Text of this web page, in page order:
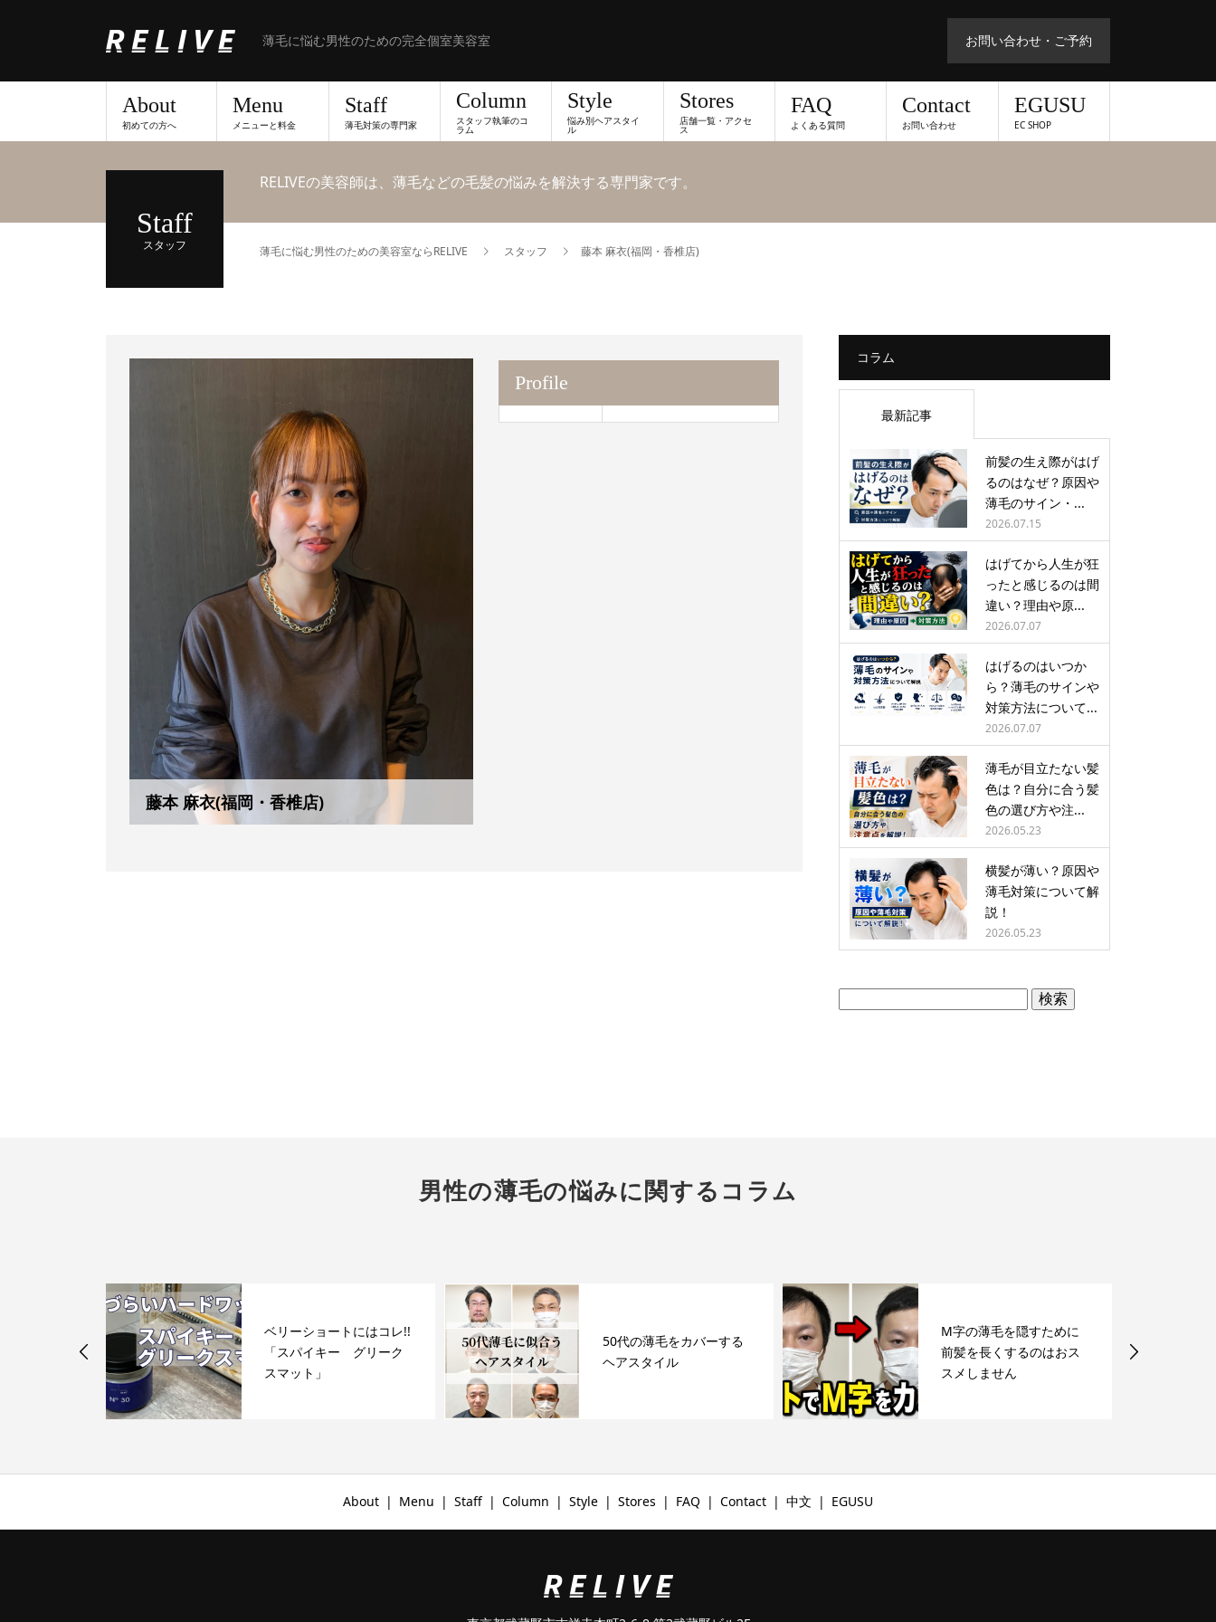
薄毛に悩む男性のための完全個室美容室 お問い合わせ・ご予約
About
初めての方へ
Menu
メニューと料金
Staff
薄毛対策の専門家
Column
スタッフ執筆のコ
ラム
Style
悩み別ヘアスタイ
ル
Stores
店舗一覧・アクセ
ス
FAQ
よくある質問
Contact
お問い合わせ
EGUSU
EC SHOP
Staff
スタッフ
RELIVEの美容師は、薄毛などの毛髪の悩みを解決する専門家です。
薄毛に悩む男性のための美容室ならRELIVE スタッフ 藤本 麻衣(福岡・香椎店)
藤本 麻衣(福岡・香椎店)
Profile
コラム
最新記事
前髪の生え際がはげ
るのはなぜ？原因や
薄毛のサイン・...
2026.07.15
はげてから人生が狂
ったと感じるのは間
違い？理由や原...
2026.07.07
はげるのはいつか
ら？薄毛のサインや
対策方法について...
2026.07.07
薄毛が目立たない髪
色は？自分に合う髪
色の選び方や注...
2026.05.23
横髪が薄い？原因や
薄毛対策について解
説！
2026.05.23
男性の薄毛の悩みに関するコラム
ベリーショートにはコレ!!
「スパイキー グリーク
スマット」
50代の薄毛をカバーする
ヘアスタイル
M字の薄毛を隠すために
前髪を長くするのはおス
スメしません
About Menu Staff Column Style Stores FAQ Contact 中文 EGUSU